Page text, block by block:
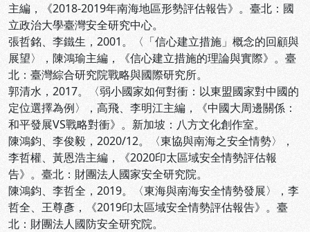
主編，《2018-2019年南海地區形勢評估報告》。臺北：國
立政治大學臺灣安全研究中心。
張哲銘、李鐵生，2001。〈「信心建立措施」概念的回顧與
展望〉，陳鴻瑜主編，《信心建立措施的理論與實際》。臺
北：臺灣綜合研究院戰略與國際研究所。
郭清水，2017。〈弱小國家如何對衝：以東盟國家對中國的
定位選擇為例〉，高飛、李明江主編，《中國大周邊關係：
和平發展VS戰略對衝》。新加坡：八方文化創作室。
陳鴻鈞、李俊毅，2020/12。〈東協與南海之安全情勢〉，
李哲權、黃恩浩主編，《2020印太區域安全情勢評估報
告》。臺北：財團法人國家安全研究院。
陳鴻鈞、李哲全，2019。〈東海與南海安全情勢發展〉，李
哲全、王尊彥，《2019印太區域安全情勢評估報告》。臺
北：財團法人國防安全研究院。